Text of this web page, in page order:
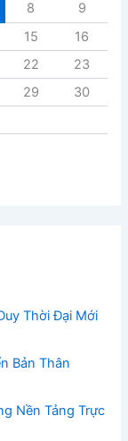
8
9
15
16
22
23
29
30
Thời Đại Mới
Bản Thân
Nền Tảng Trực